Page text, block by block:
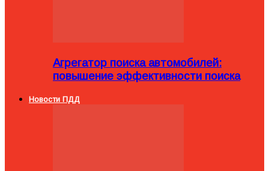
Агрегатор поиска автомобилей:
повышение эффективности поиска
Новости ПДД